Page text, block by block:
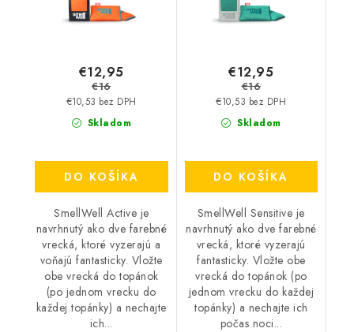
Skladom
€10,53 bez DPH
€12,95
€16
DO KOŠÍKA
SmellWell Active je
navrhnutý ako dve farebné
vrecká, ktoré vyzerajú a
voňajú fantasticky. Vložte
obe vrecká do topánok
(po jednom vrecku do
každej topánky) a nechajte
ich...
Skladom
€10,53 bez DPH
€12,95
€16
DO KOŠÍKA
SmellWell Sensitive je
navrhnutý ako dve farebné
vrecká, ktoré vyzerajú
fantasticky. Vložte obe
vrecká do topánok (po
jednom vrecku do každej
topánky) a nechajte ich
počas noci...